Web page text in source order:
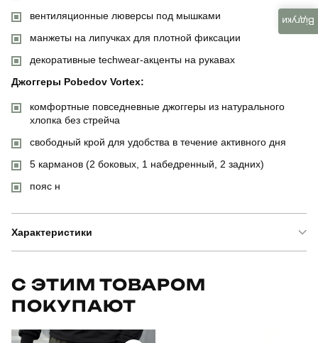
вентиляционные люверсы под мышками
манжеты на липучках для плотной фиксации
декоративные techwear-акценты на рукавах
Джоггеры Pobedov Vortex:
комфортные повседневные джоггеры из натурального
хлопка без стрейча
свободный крой для удобства в течение активного дня
5 карманов (2 боковых, 1 набедренный, 2 задних)
пояс н
Характеристики
Артикул
Призначення
С ЭТИМ ТОВАРОМ
ПОКУПАЮТ
Відгуки